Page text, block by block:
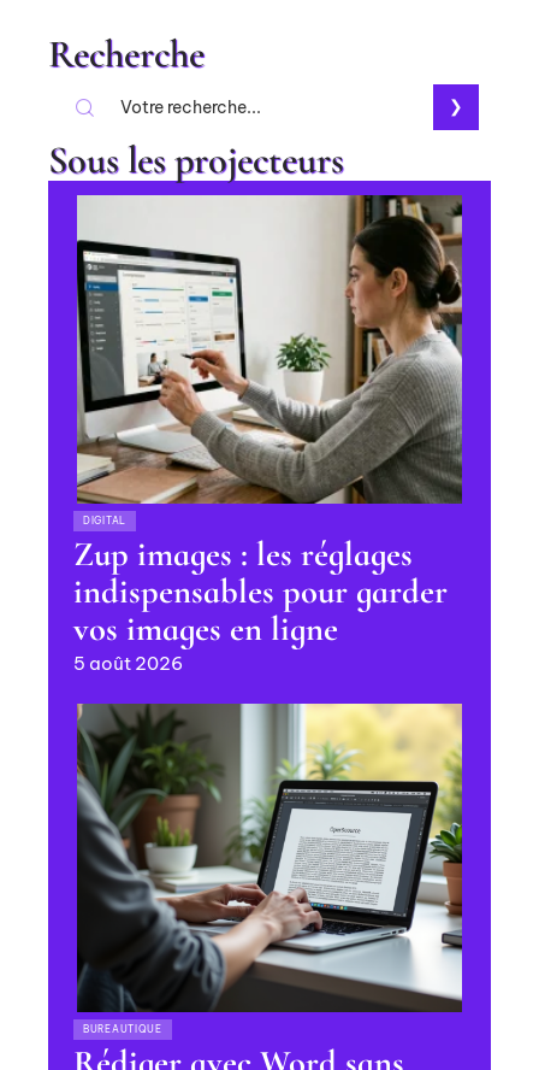
Recherche
Sous les projecteurs
DIGITAL
Zup images : les réglages
indispensables pour garder
vos images en ligne
5 août 2026
BUREAUTIQUE